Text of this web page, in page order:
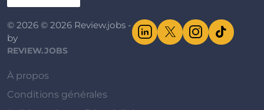
© 2026 © 2026 Review.jobs -
by
REVIEW.JOBS
À propos
Conditions générales